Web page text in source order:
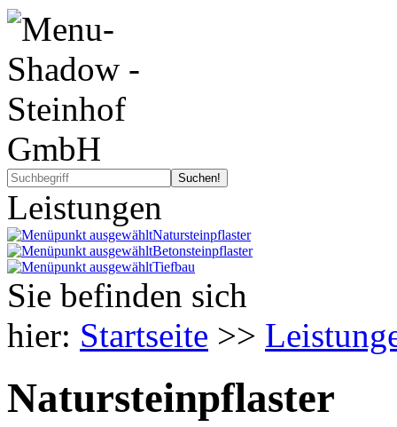
Leistungen
Natursteinpflaster
Betonsteinpflaster
Tiefbau
Sie befinden sich
hier: Startseite >>
Natursteinpflaster